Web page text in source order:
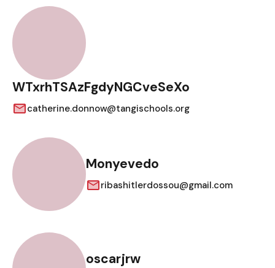
WTxrhTSAzFgdyNGCveSeXo
catherine.donnow@tangischools.org
Monyevedo
ribashitlerdossou@gmail.com
oscarjrw